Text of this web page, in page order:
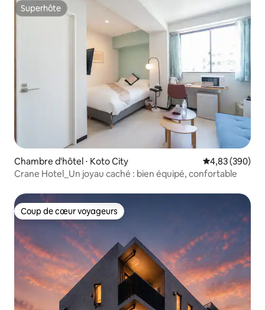
Superhôte
Superhôte
Chambre d'hôtel ⋅ Koto City Évaluation
4,83 (390)
Crane Hotel_Un joyau caché : bien équipé, confortable
Coup de cœur voyageurs
Coup de cœur voyageurs